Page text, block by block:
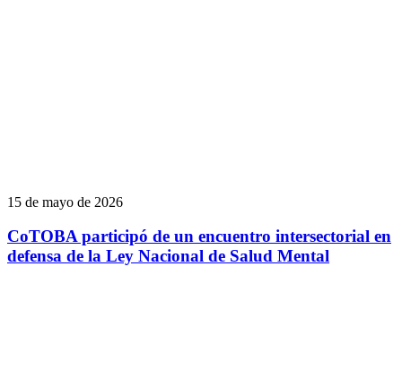
15 de mayo de 2026
CoTOBA participó de un encuentro intersectorial en
defensa de la Ley Nacional de Salud Mental